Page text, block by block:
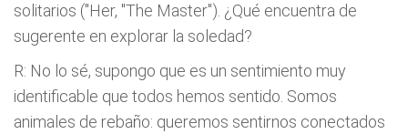
solitarios ("Her, "The Master"). ¿Qué encuentra de
sugerente en explorar la soledad?
R: No lo sé, supongo que es un sentimiento muy
identificable que todos hemos sentido. Somos
animales de rebaño: queremos sentirnos conectados